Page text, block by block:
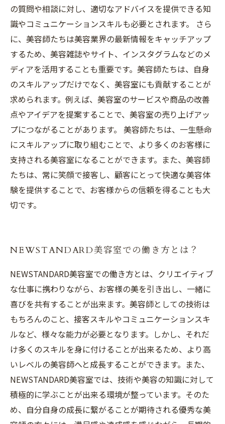
の質問や相談に対し、適切なアドバイスを提供できる知
識やコミュニケーションスキルも必要とされます。 さら
に、美容師たちは美容業界の最新情報をキャッチアップ
するため、美容雑誌やサイト、インスタグラムなどのメ
ディアを活用することも重要です。美容師たちは、自身
のスキルアップだけでなく、美容室にも貢献することが
求められます。例えば、美容室のサービスや商品の改善
点やアイデアを提案することで、美容室の売り上げアッ
プにつながることがあります。 美容師たちは、一生懸命
にスキルアップに取り組むことで、より多くのお客様に
支持される美容室になることができます。また、美容師
たちは、常に笑顔で接客し、顧客にとって快適な美容体
験を提供することで、お客様からの信頼を得ることも大
切です。
NEWSTANDARD美容室での働き方とは？
NEWSTANDARD美容室での働き方とは、クリエイティブ
な仕事に携わりながら、お客様の美を引き出し、一緒に
喜びを共有することが出来ます。美容師としての技術は
もちろんのこと、接客スキルやコミュニケーションスキ
ルなど、様々な能力が必要となります。しかし、それだ
け多くのスキルを身に付けることが出来るため、より高
いレベルの美容師へと成長することができます。また、
NEWSTANDARD美容室では、技術や美容の知識に対して
積極的に学ぶことが出来る環境が整っています。そのた
め、自分自身の成長に繋がることが期待される優秀な美